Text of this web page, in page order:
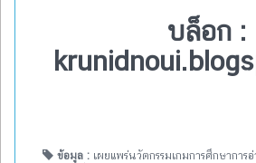
บล็อก :
ข้อมูล : เผยแพร่นวัตกรรมเกมการศึกษากา